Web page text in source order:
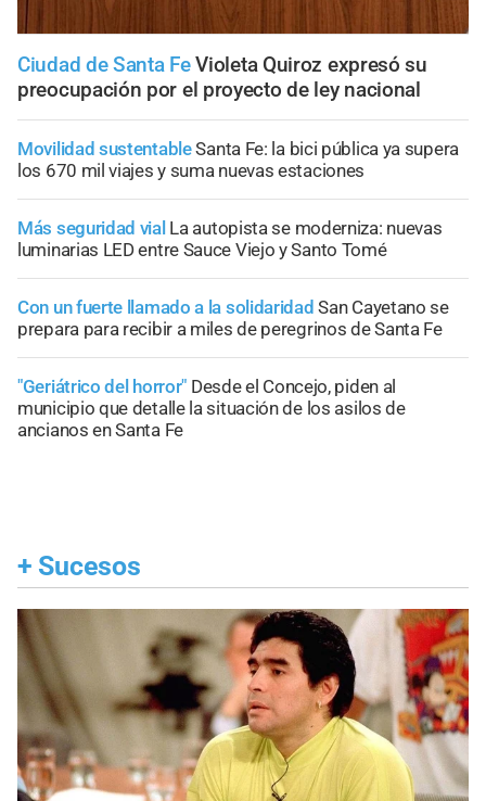
Ciudad de Santa Fe Violeta Quiroz expresó su
preocupación por el proyecto de ley nacional
Movilidad sustentableSanta Fe: la bici pública ya supera
los 670 mil viajes y suma nuevas estaciones
Más seguridad vial La autopista se moderniza: nuevas
luminarias LED entre Sauce Viejo y Santo Tomé
Con un fuerte llamado a la solidaridad San Cayetano se
prepara para recibir a miles de peregrinos de Santa Fe
"Geriátrico del horror" Desde el Concejo, piden al
municipio que detalle la situación de los asilos de
ancianos en Santa Fe
+ Sucesos